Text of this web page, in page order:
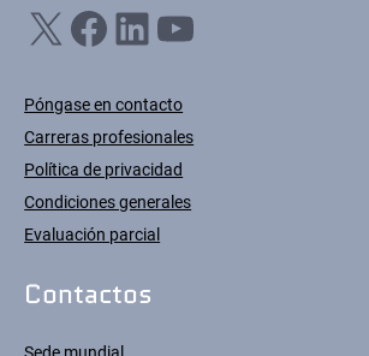
X Facebook LinkedIn YouTube
Póngase en contacto
Carreras profesionales
Política de privacidad
Condiciones generales
Evaluación parcial
Contactos